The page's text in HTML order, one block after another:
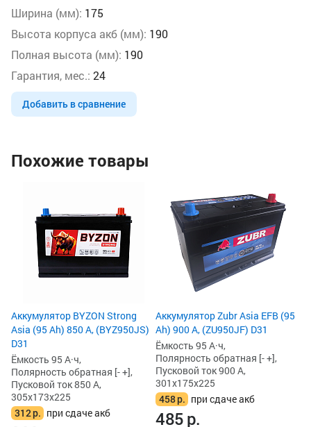
Ширина (мм): 175
Высота корпуса акб (мм): 190
Полная высота (мм): 190
Гарантия, мес.: 24
Добавить в сравнение
Похожие товары
Аккумулятор BYZON Strong
Asia (95 Ah) 850 А, (BYZ950JS)
D31
Ёмкость 95 А·ч,
Полярность обратная [- +],
Пусковой ток 850 А,
305x173x225
312р. при сдаче акб
Аккумулятор Zubr Asia EFB (95
Ah) 900 А, (ZU950JF) D31
Ёмкость 95 А·ч,
Полярность обратная [- +],
Пусковой ток 900 А,
301x175x225
458р. при сдаче акб
485р.